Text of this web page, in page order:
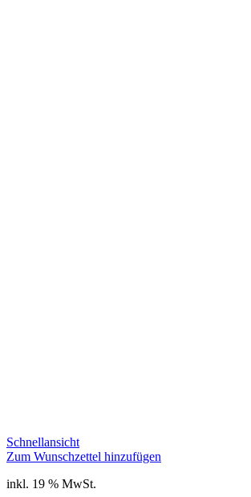
Schnellansicht
Zum Wunschzettel hinzufügen
inkl. 19 % MwSt.